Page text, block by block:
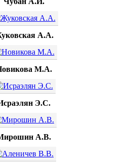
А.А.
М.А.
Э.С.
А.В.